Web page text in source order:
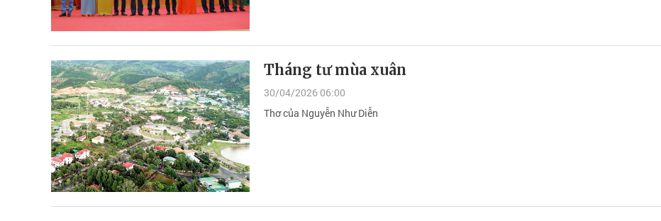
Tháng tư mùa xuân
30/04/2026 06:00
Thơ của Nguyễn Như Diễn